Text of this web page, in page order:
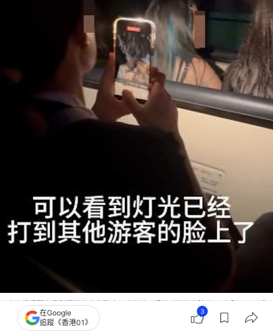
事主覺得閃光燈影響其他賓客體驗，強光甚至照射到其他人臉上。（「threads＠
ryukchen16」影片截圖）
在Google
追蹤《香港01》
3